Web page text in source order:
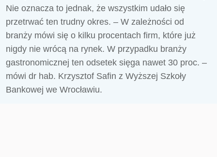
Nie oznacza to jednak, że wszystkim udało się
przetrwać ten trudny okres. – W zależności od
branży mówi się o kilku procentach firm, które już
nigdy nie wrócą na rynek. W przypadku branży
gastronomicznej ten odsetek sięga nawet 30 proc. –
mówi dr hab. Krzysztof Safin z Wyższej Szkoły
Bankowej we Wrocławiu.